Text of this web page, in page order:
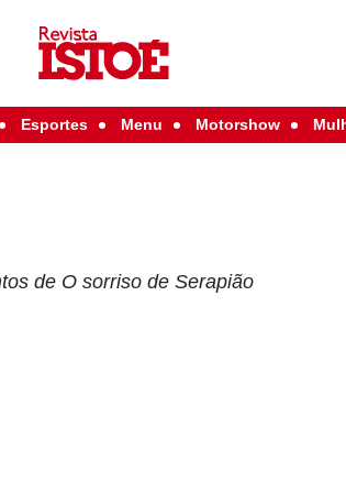
Esportes Menu Motorshow
de O sorriso de Serapião